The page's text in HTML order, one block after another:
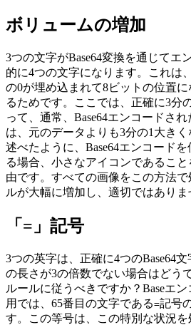
ボリュームの増加
3つの文字がBase64変換を通じてエ
的に4つの文字になります。これは
の0が埋め込まれて8ビットの位置
るためです。ここでは、正確に3分
って、通常、Base64エンコードさ
は、元のデータよりも3分の1大き
述べたように、Base64エンコード
る場合、小さなアイコンであるこ
由です。すべての画像をこの方法
ルが大幅に増加し、適切ではありま
「=」記号
3つの英字は、正確に4つのBase64
の長さが3の倍数でない場合はどう
ルールに従うべきですか？Baseエ
用では、65番目の文字である=記号
す。この等号は、この特別な状況